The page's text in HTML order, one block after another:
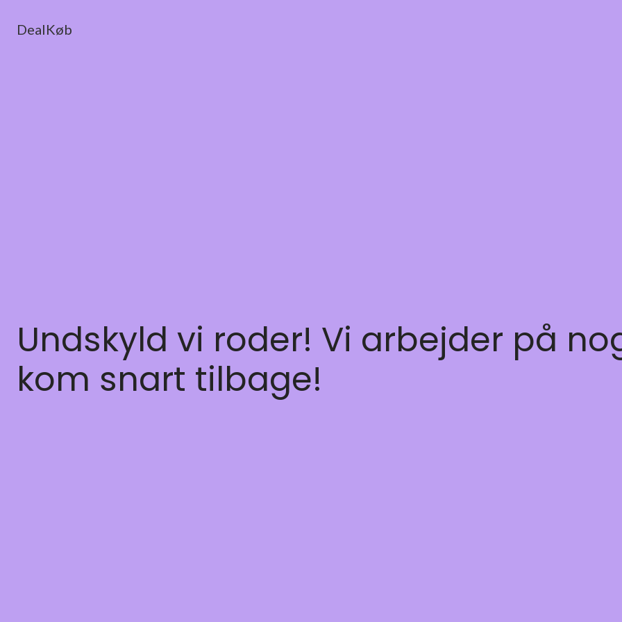
DealKøb
Undskyld vi roder! Vi arbejder på
kom snart tilbage!